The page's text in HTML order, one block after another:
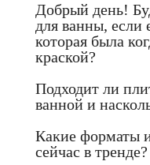
Добрый день!
для ванны, если
которая была
краской?
Подходит ли
ванной и
Какие форматы
сейчас в тренде?